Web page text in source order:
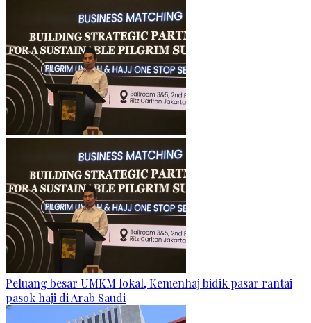
Peluang besar UMKM lokal, Kemenhaj bidik pasar rantai
pasok haji di Arab Saudi